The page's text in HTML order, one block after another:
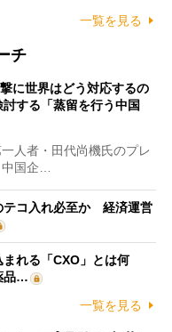
一覧を見る
チ
に世界はどう対応するの
する「蒸留を行う中国
人者・田代尚機氏のプレ
国企…
テコ入れ必至か 経済運営
れる「CXO」とは何
品…
一覧を見る